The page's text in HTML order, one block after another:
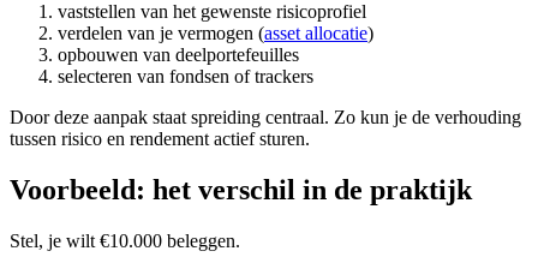
vaststellen van het gewenste risicoprofiel
verdelen van je vermogen (asset allocatie)
opbouwen van deelportefeuilles
selecteren van fondsen of trackers
Door deze aanpak staat spreiding centraal. Zo kun je de verhouding
tussen risico en rendement actief sturen.
Voorbeeld: het verschil in de praktijk
Stel, je wilt €10.000 beleggen.